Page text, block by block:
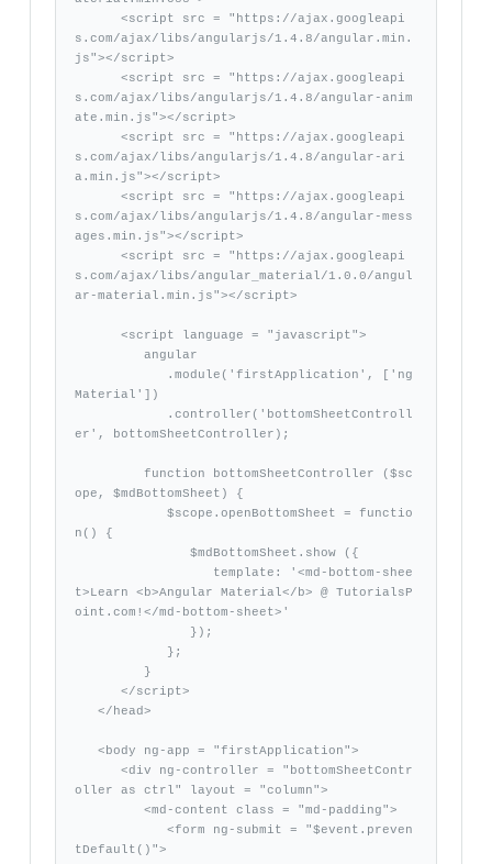
s.com/ajax/libs/angularjs/1.4.8/angular.min.
js"></script>
s.com/ajax/libs/angularjs/1.4.8/angular-anim
ate.min.js"></script>
s.com/ajax/libs/angularjs/1.4.8/angular-ari
a.min.js"></script>
s.com/ajax/libs/angularjs/1.4.8/angular-mess
ages.min.js"></script>
s.com/ajax/libs/angular_material/1.0.0/angul
ar-material.min.js"></script>
Material'])
er', bottomSheetController);
ope, $mdBottomSheet) {
n() {
t>Learn <b>Angular Material</b> @ TutorialsP
oint.com!</md-bottom-sheet>'
oller as ctrl" layout = "column">
tDefault()">